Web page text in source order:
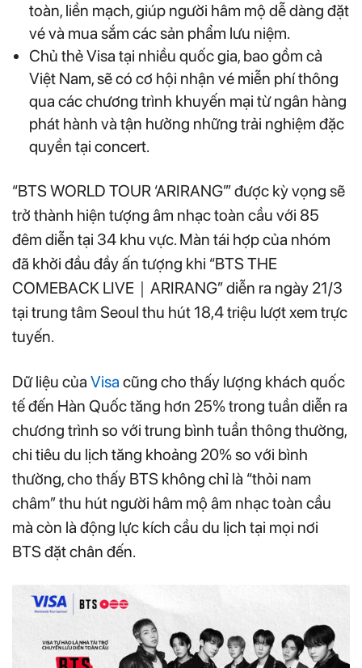
toàn, liền mạch, giúp người hâm mộ dễ dàng đặt
vé và mua sắm các sản phẩm lưu niệm.
Chủ thẻ Visa tại nhiều quốc gia, bao gồm cả
Việt Nam, sẽ có cơ hội nhận vé miễn phí thông
qua các chương trình khuyến mại từ ngân hàng
phát hành và tận hưởng những trải nghiệm đặc
quyền tại concert.
“BTS WORLD TOUR ‘ARIRANG’” được kỳ vọng sẽ
trở thành hiện tượng âm nhạc toàn cầu với 85
đêm diễn tại 34 khu vực. Màn tái hợp của nhóm
đã khởi đầu đầy ấn tượng khi “BTS THE
COMEBACK LIVE｜ARIRANG” diễn ra ngày 21/3
tại trung tâm Seoul thu hút 18,4 triệu lượt xem trực
tuyến.
Dữ liệu của Visa cũng cho thấy lượng khách quốc
tế đến Hàn Quốc tăng hơn 25% trong tuần diễn ra
chương trình so với trung bình tuần thông thường,
chi tiêu du lịch tăng khoảng 20% so với bình
thường, cho thấy BTS không chỉ là “thỏi nam
châm” thu hút người hâm mộ âm nhạc toàn cầu
mà còn là động lực kích cầu du lịch tại mọi nơi
BTS đặt chân đến.